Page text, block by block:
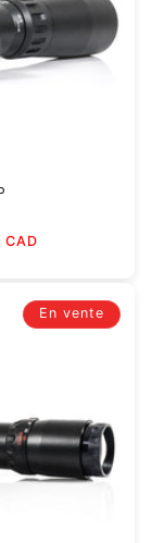
En vente